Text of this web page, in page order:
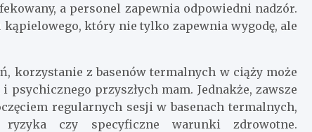
a personel zapewnia odpowiedni nadzór.
który nie tylko zapewnia wygodę, ale
korzystanie z basenów termalnych w ciąży może
przyszłych mam. Jednakże, zawsze
regularnych sesji w basenach termalnych,
czy specyficzne warunki zdrowotne.